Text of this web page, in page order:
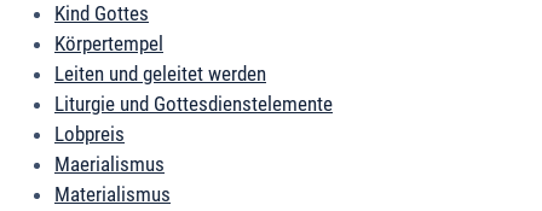
Kind Gottes
Körpertempel
Leiten und geleitet werden
Liturgie und Gottesdienstelemente
Lobpreis
Maerialismus
Materialismus